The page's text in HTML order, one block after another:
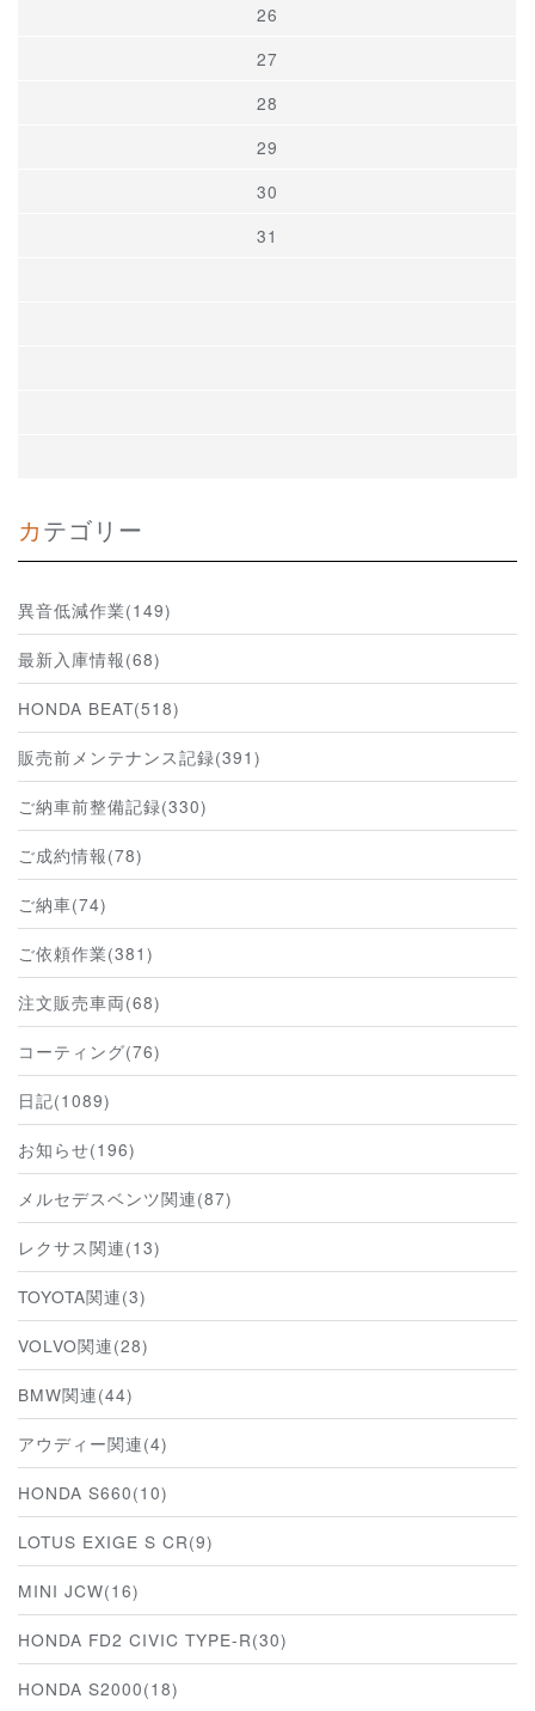
26
27
28
29
30
31
カテゴリー
異音低減作業(149)
最新入庫情報(68)
HONDA BEAT(518)
販売前メンテナンス記録(391)
ご納車前整備記録(330)
ご成約情報(78)
ご納車(74)
ご依頼作業(381)
注文販売車両(68)
コーティング(76)
日記(1089)
お知らせ(196)
メルセデスベンツ関連(87)
レクサス関連(13)
TOYOTA関連(3)
VOLVO関連(28)
BMW関連(44)
アウディー関連(4)
HONDA S660(10)
LOTUS EXIGE S CR(9)
MINI JCW(16)
HONDA FD2 CIVIC TYPE-R(30)
HONDA S2000(18)